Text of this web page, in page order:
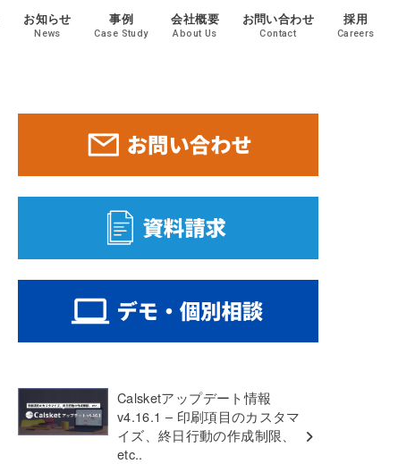
お知らせ
News
事例
Case Study
会社概要
About Us
お問い合わせ
Contact
採用
Careers
Calsketアップデート情報
v4.16.1 – 印刷項目のカスタマ
イズ、終日行動の作成制限、
etc..